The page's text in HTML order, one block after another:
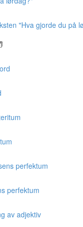
"Hva gjorde du på
perfektum
perfektum
av adjektiv